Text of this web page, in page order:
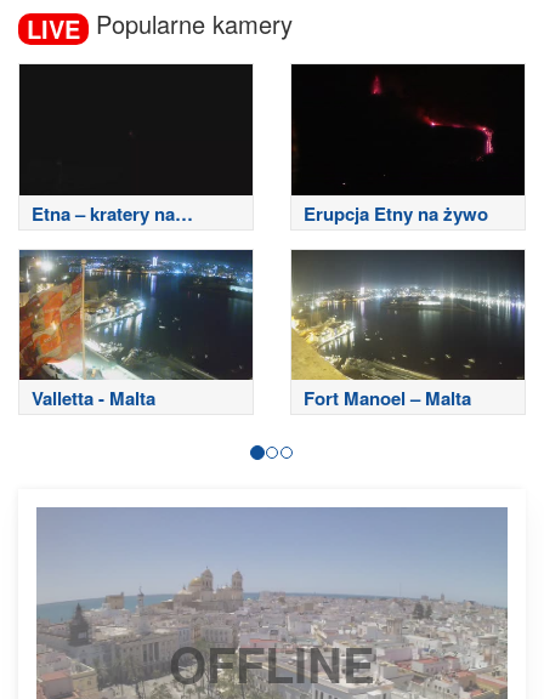
LIVE Popularne kamery
Etna – kratery na
szczycie
Erupcja Etny na żywo
Valletta - Malta Fort Manoel – Malta
OFFLINE